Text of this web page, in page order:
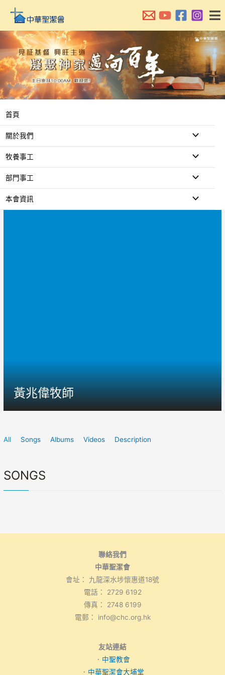
主
內
容
首頁
關於我們
牧養事工
部門事工
本會資訊
黃兆偉牧師
All Songs Albums Videos Description
SONGS
聯絡我們
中華聖潔會
會址： 九龍深水埗懷惠道18號
電話： 2729 6192
傳真： 2748 6199
電郵： info@chc.org.hk
友站連結
． 中聖教會
． 中華聖潔會大埔堂